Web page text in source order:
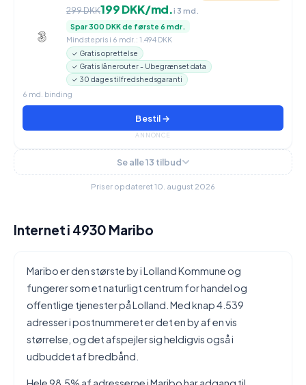
299 DKK199 DKK/md.i 3 md.
Spar 300 DKK de første 6 mdr.
Mindstepris i 6 mdr.: 1.494 DKK
✓ Gratis oprettelse
✓ Gratis lånerouter - Ubegrænset data
✓ 30 dages tilfredshedsgaranti
6 md. binding
Bestil →
ANNONCE
Se alle 13 tilbud
Priser opdateret 10. august 2026
Internet i 4930 Maribo
Maribo er den største by i Lolland Kommune og
fungerer som et naturligt centrum for handel og
offentlige tjenester på Lolland. Med knap 4.539
adresser i postnummeret er det en by af en vis
størrelse, og det afspejler sig heldigvis også i
udbuddet af bredbånd.